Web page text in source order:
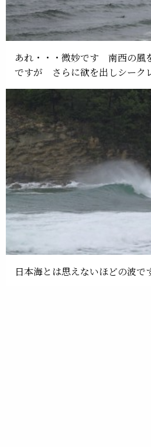
あれ・・・微妙です 南西の風
ですが さらに欲を出しシーク
日本海とは思えないほどの波